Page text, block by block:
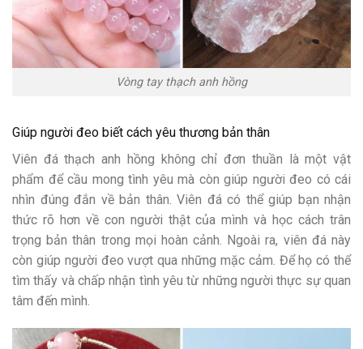
Vòng tay thạch anh hồng
Giúp người đeo biết cách yêu thương bản thân
Viên đá thạch anh hồng không chỉ đơn thuần là một vật
phẩm để cầu mong tình yêu mà còn giúp người đeo có cái
nhìn đúng đắn về bản thân. Viên đá có thể giúp bạn nhận
thức rõ hơn về con người thật của mình và học cách trân
trọng bản thân trong mọi hoàn cảnh. Ngoài ra, viên đá này
còn giúp người đeo vượt qua những mặc cảm. Để họ có thể
tìm thấy và chấp nhận tình yêu từ những người thực sự quan
tâm đến mình.